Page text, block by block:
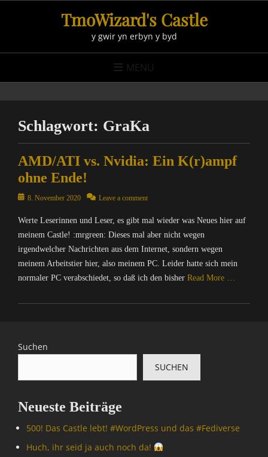
TmoWizard's Castle
y gwir yn erbyn y byd
MENU
Schlagwort: GraKa
AMD/ATI vs. Nvidia: Ein K(r)ampf
ohne Ende!
Posted8. November 2020 Leave a comment
Werte Leserinnen und Leser, es gibt mal wieder was Neues hier auf
meinem Castle! :mrgreen: Dieses mal aber nicht wegen
irgendwelcher Nachrichten aus dem Internet, sondern wegen
meinem Arbeitstier hier, also meinem PC. Leider hatte sich mein
normaler PC verabschiedet, so daß ich den bisher Read More …
Categories
p
t
r
I
Suchen
SUCHEN
Neueste Beiträge
500! Das Castle lebt! #WordPress und das #Fediverse
Huch, ihr seid ja auch noch da!